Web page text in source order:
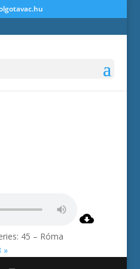
45 – Róma
»